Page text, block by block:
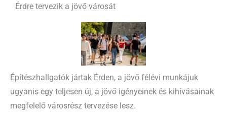
Érdre tervezik a jövő városát
Építészhallgatók jártak Érden, a jövő félévi munkájuk
ugyanis egy teljesen új, a jövő igényeinek és kihívásainak
megfelelő városrész tervezése lesz.